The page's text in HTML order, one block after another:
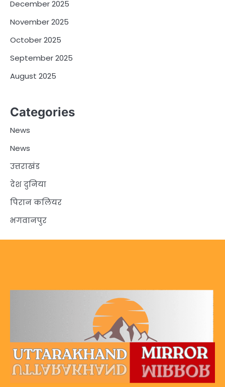
December 2025
November 2025
October 2025
September 2025
August 2025
Categories
News
News
उत्तराखंड
देश दुनिया
पिरान कलियर
भगवानपुर